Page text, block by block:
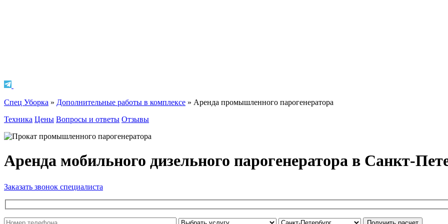
Спец Уборка » Дополнительные работы в комплексе » Аренда промышленного парогенератора
Техника Цены Вопросы и ответы Отзывы
Аренда мобильного дизельного парогенератора в Санкт-
Заказать звонок специалиста